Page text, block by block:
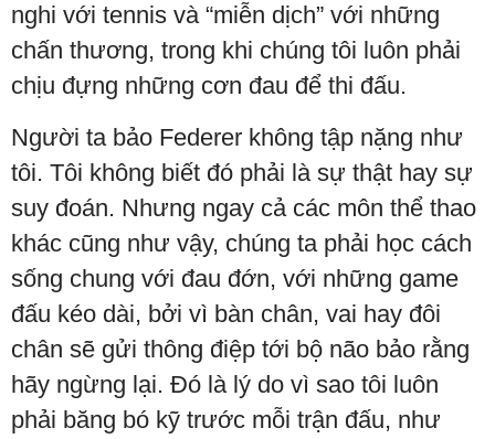
nghi với tennis và “miễn dịch” với những
chấn thương, trong khi chúng tôi luôn phải
chịu đựng những cơn đau để thi đấu.
Người ta bảo Federer không tập nặng như
tôi. Tôi không biết đó phải là sự thật hay sự
suy đoán. Nhưng ngay cả các môn thể thao
khác cũng như vậy, chúng ta phải học cách
sống chung với đau đớn, với những game
đấu kéo dài, bởi vì bàn chân, vai hay đôi
chân sẽ gửi thông điệp tới bộ não bảo rằng
hãy ngừng lại. Đó là lý do vì sao tôi luôn
phải băng bó kỹ trước mỗi trận đấu, như